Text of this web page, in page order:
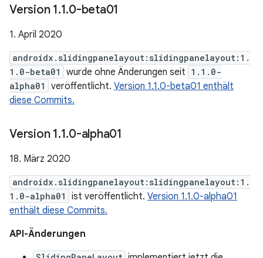
Version 1.1.0-beta01
1. April 2020
androidx.slidingpanelayout:slidingpanelayout:1.
1.0-beta01
wurde ohne Änderungen seit 1.1.0-
alpha01
veröffentlicht. Version 1.1.0-beta01 enthält
diese Commits.
Version 1.1.0-alpha01
18. März 2020
androidx.slidingpanelayout:slidingpanelayout:1.
1.0-alpha01
ist veröffentlicht. Version 1.1.0-alpha01
enthält diese Commits.
API-Änderungen